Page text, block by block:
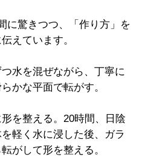
に驚きつつ、「作り方」を
えています。
水を混ぜながら、丁寧に
かな平面で転がす。
を整える。20時間、日陰
軽く水に浸した後、ガラ
がして形を整える。